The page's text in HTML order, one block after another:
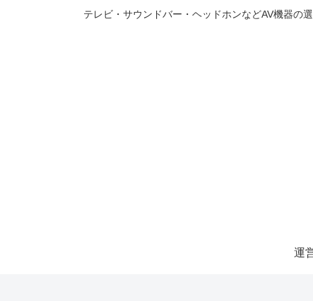
テレビ・サウンドバー・ヘッドホンなどAV機器の
運